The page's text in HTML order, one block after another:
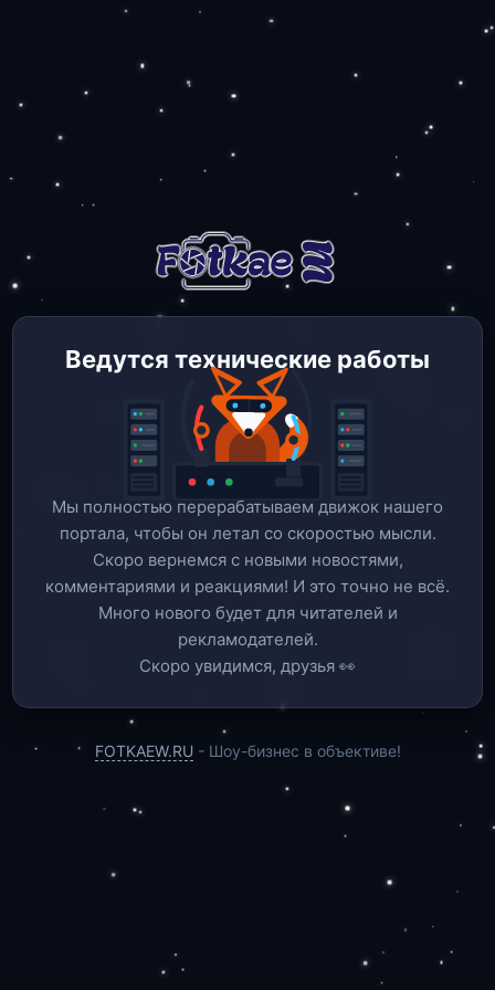
Ведутся технические работы
Мы полностью перерабатываем движок нашего
портала, чтобы он летал со скоростью мысли.
Скоро вернемся c новыми новостями,
комментариями и реакциями! И это точно не всё.
Много нового будет для читателей и
рекламодателей.
Скоро увидимся, друзья 👀
FOTKAEW.RU - Шоу-бизнес в объективе!